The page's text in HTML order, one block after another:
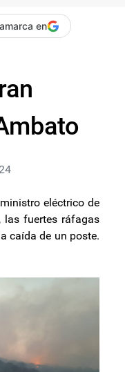
en
eléctrico de
las fuertes ráfagas
caída de un poste.